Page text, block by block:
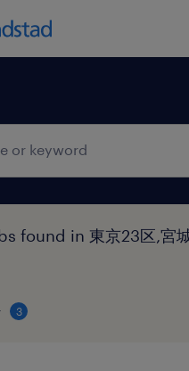
found in 東京23区,宮
3